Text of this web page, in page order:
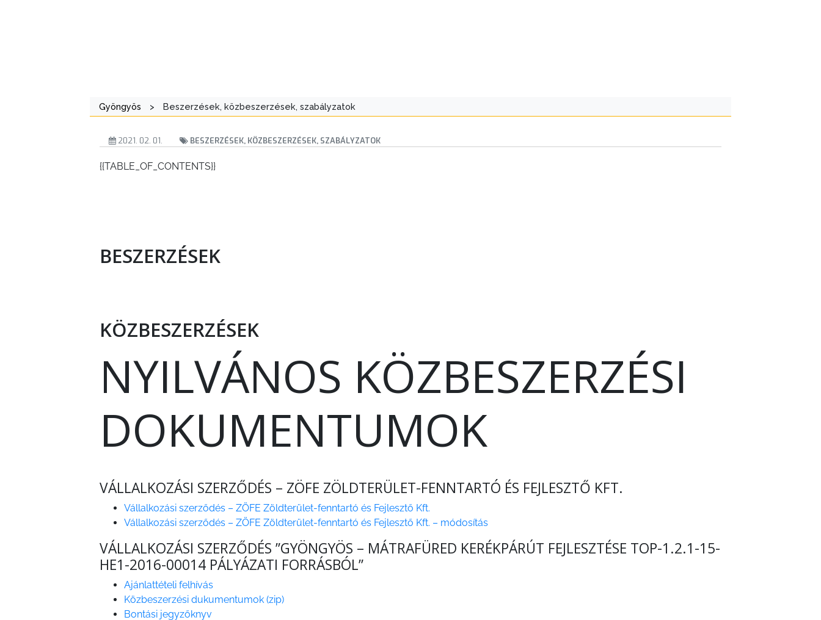
ÖNKORMÁNYZAT
VÁROSRENDÉSZET
TÁJÉKOZTATÓK
ÁTLÁTHATÓSÁG
INTÉZMÉNYEK
NYOMTATVÁNYOK
ÜGYINTÉZÉS
Gyöngyös > Beszerzések, közbeszerzések, szabályzatok
2021. 02. 01. BESZERZÉSEK, KÖZBESZERZÉSEK, SZABÁLYZATOK
{{TABLE_OF_CONTENTS}}
BESZERZÉSEK
KÖZBESZERZÉSEK
NYILVÁNOS KÖZBESZERZÉSI
DOKUMENTUMOK
VÁLLALKOZÁSI SZERZŐDÉS – ZÖFE ZÖLDTERÜLET-FENNTARTÓ ÉS FEJLESZTŐ KFT.
Vállalkozási szerződés – ZÖFE Zöldterület-fenntartó és Fejlesztő Kft.
Vállalkozási szerződés – ZÖFE Zöldterület-fenntartó és Fejlesztő Kft. – módosítás
VÁLLALKOZÁSI SZERZŐDÉS ”GYÖNGYÖS – MÁTRAFÜRED KERÉKPÁRÚT FEJLESZTÉSE TOP-1.2.1-15-
HE1-2016-00014 PÁLYÁZATI FORRÁSBÓL”
Ajánlattételi felhívás
Közbeszerzési dukumentumok (zip)
Bontási jegyzőknyv